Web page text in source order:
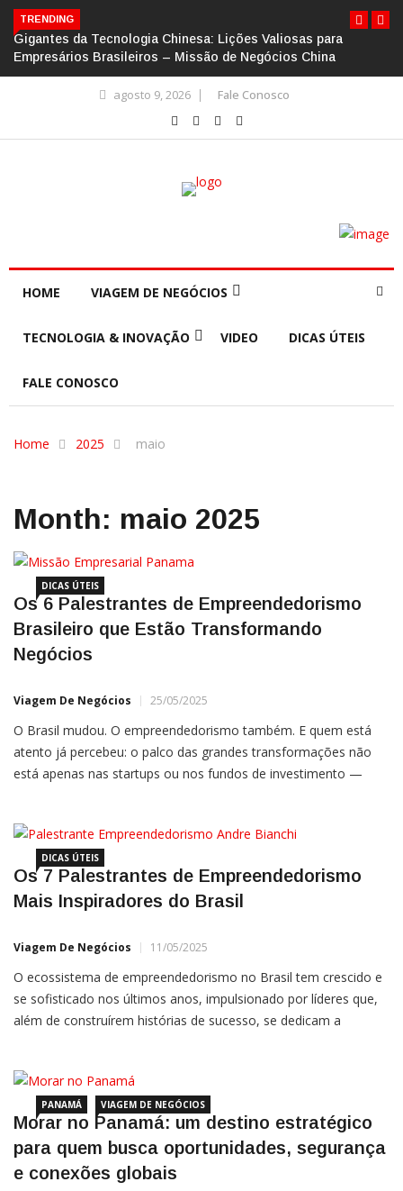
TRENDING
Gigantes da Tecnologia Chinesa: Lições Valiosas para
Empresários Brasileiros – Missão de Negócios China
agosto 9, 2026 Fale Conosco
HOME VIAGEM DE NEGÓCIOS
TECNOLOGIA & INOVAÇÃO VIDEO DICAS ÚTEIS
FALE CONOSCO
Home 2025 maio
Month: maio 2025
DICAS ÚTEIS
Os 6 Palestrantes de Empreendedorismo
Brasileiro que Estão Transformando
Negócios
Viagem De Negócios 25/05/2025
O Brasil mudou. O empreendedorismo também. E quem está
atento já percebeu: o palco das grandes transformações não
está apenas nas startups ou nos fundos de investimento —
DICAS ÚTEIS
Os 7 Palestrantes de Empreendedorismo
Mais Inspiradores do Brasil
Viagem De Negócios 11/05/2025
O ecossistema de empreendedorismo no Brasil tem crescido e
se sofisticado nos últimos anos, impulsionado por líderes que,
além de construírem histórias de sucesso, se dedicam a
PANAMÁ VIAGEM DE NEGÓCIOS
Morar no Panamá: um destino estratégico
para quem busca oportunidades, segurança
e conexões globais